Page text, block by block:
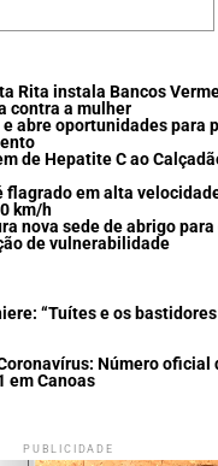
Rita instala Bancos
contra a mulher
abre oportunidades para
de Hepatite C ao
flagrado em alta
km/h
nova sede de abrigo
de vulnerabilidade
“Tuítes e os
Número oficial
em Canoas
PUBLICIDADE